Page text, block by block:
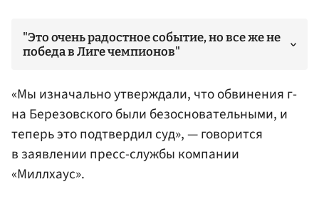
"Это очень радостное событие, но все же не
победа в Лиге чемпионов"
«Мы изначально утверждали, что обвинения г-
на Березовскогобыли безосновательными, и
теперь это подтвердил суд», — говорится
в заявлении пресс-службы компании
«Миллхаус».